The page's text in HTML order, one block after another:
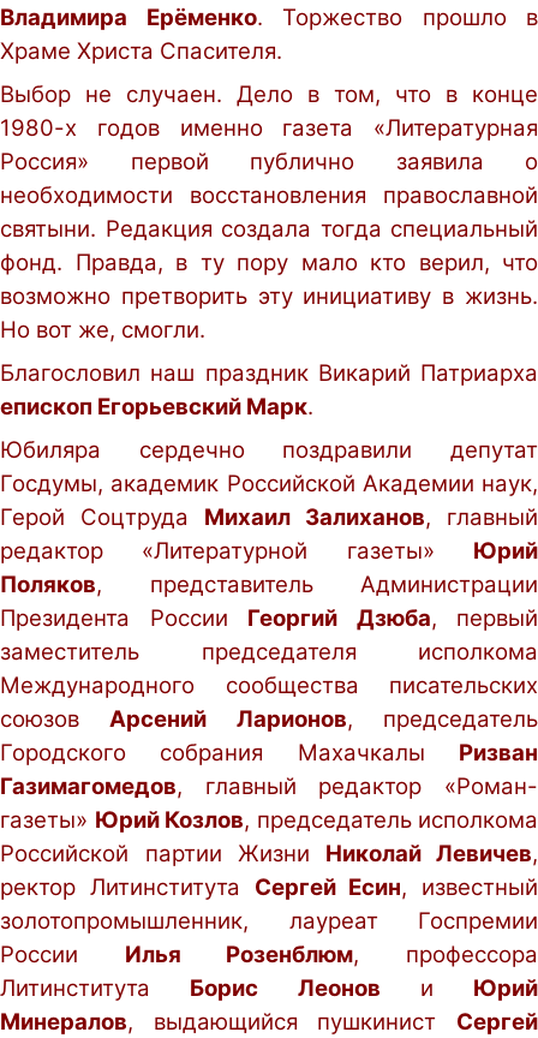
Владимира Ерёменко. Торжество прошло в
Храме Христа Спасителя.
Выбор не случаен. Дело в том, что в конце
1980-х годов именно газета «Литературная
Россия» первой публично заявила о
необходимости восстановления православной
святыни. Редакция создала тогда специальный
фонд. Правда, в ту пору мало кто верил, что
возможно претворить эту инициативу в жизнь.
Но вот же, смогли.
Благословил наш праздник Викарий Патриарха
епископ Егорьевский Марк.
Юбиляра сердечно поздравили депутат
Госдумы, академик Российской Академии наук,
Герой Соцтруда Михаил Залиханов, главный
редактор «Литературной газеты» Юрий
Поляков, представитель Администрации
Президента России Георгий Дзюба, первый
заместитель председателя исполкома
Международного сообщества писательских
союзовАрсений Ларионов, председатель
Городского собрания Махачкалы Ризван
Газимагомедов, главный редактор «Роман-
газеты» Юрий Козлов, председатель исполкома
Российской партии Жизни Николай Левичев,
ректор Литинститута Сергей Есин, известный
золотопромышленник, лауреат Госпремии
России Илья Розенблюм, профессора
Литинститута Борис Леонов и Юрий
Минералов, выдающийся пушкинист Сергей